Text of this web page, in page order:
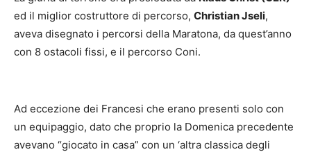
ed il miglior costruttore di percorso, Christian Jseli,
aveva disegnato i percorsi della Maratona, da quest’anno
con 8 ostacoli fissi, e il percorso Coni.
Ad eccezione dei Francesi che erano presenti solo con
un equipaggio, dato che proprio la Domenica precedente
avevano “giocato in casa” con un ‘altra classica degli